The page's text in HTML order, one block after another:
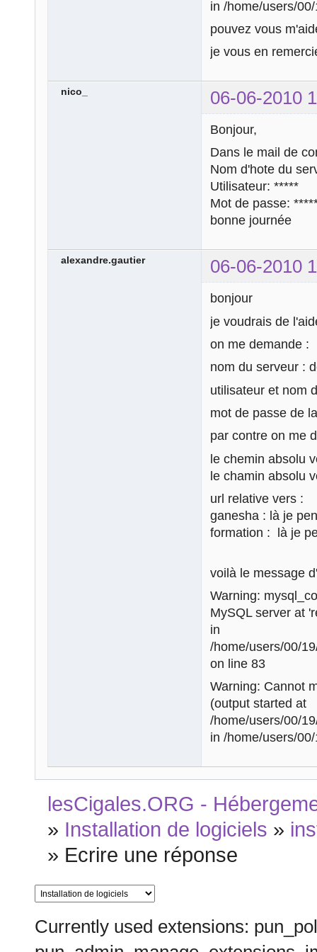
in /home/users/
pouvez vous
je vous en
nico_ 06-06-2010
Bonjour,
Dans le mail de
Nom d'hote du
Utilisateur: *****
Mot de passe:
bonne journée
alexandre.gautier 06-06-2010
bonjour
je voudrais de
on me demande :
nom du serveur :
utilisateur et nom
mot de passe de
par contre on me
le chemin absolu
le chamin absolu
url relative vers :
ganesha : là je
formation : là je
voilà le message
Warning:
MySQL server at
in
/home/users/00/
on line 83
Warning: Cannot
(output started at
/home/users/00/
in /home/users/
lesCigales.ORG -
» Installation de logiciels »
» Ecrire une réponse
Currently used extensions: